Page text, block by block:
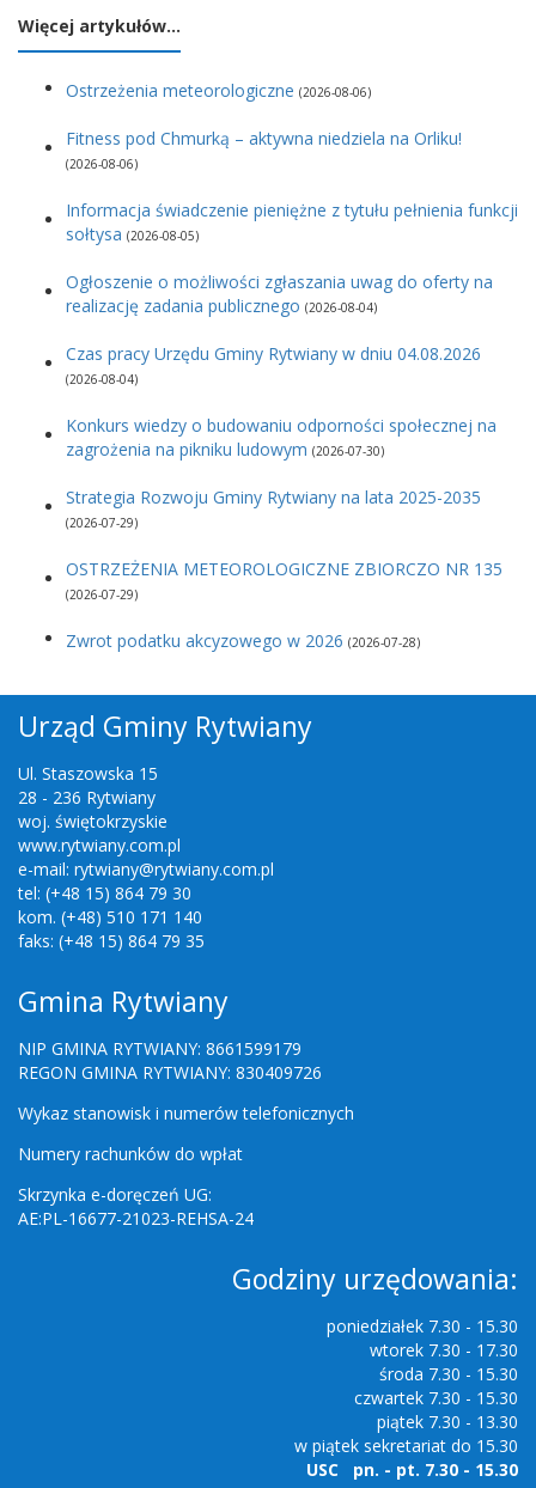
Więcej artykułów…
Ostrzeżenia meteorologiczne (2026-08-06)
Fitness pod Chmurką – aktywna niedziela na Orliku!
(2026-08-06)
Informacja świadczenie pieniężne z tytułu pełnienia funkcji
sołtysa (2026-08-05)
Ogłoszenie o możliwości zgłaszania uwag do oferty na
realizację zadania publicznego (2026-08-04)
Czas pracy Urzędu Gminy Rytwiany w dniu 04.08.2026
(2026-08-04)
Konkurs wiedzy o budowaniu odporności społecznej na
zagrożenia na pikniku ludowym (2026-07-30)
Strategia Rozwoju Gminy Rytwiany na lata 2025-2035
(2026-07-29)
OSTRZEŻENIA METEOROLOGICZNE ZBIORCZO NR 135
(2026-07-29)
Zwrot podatku akcyzowego w 2026 (2026-07-28)
Urząd Gminy Rytwiany
Ul. Staszowska 15
28 - 236 Rytwiany
woj. świętokrzyskie
www.rytwiany.com.pl
e-mail: rytwiany@rytwiany.com.pl
tel: (+48 15) 864 79 30
kom. (+48) 510 171 140
faks: (+48 15) 864 79 35
Gmina Rytwiany
NIP GMINA RYTWIANY: 8661599179
REGON GMINA RYTWIANY: 830409726
Wykaz stanowisk i numerów telefonicznych
Numery rachunków do wpłat
Skrzynka e-doręczeń UG:
AE:PL-16677-21023-REHSA-24
Godziny urzędowania:
poniedziałek 7.30 - 15.30
wtorek 7.30 - 17.30
środa 7.30 - 15.30
czwartek 7.30 - 15.30
piątek 7.30 - 13.30
w piątek sekretariat do 15.30
USC pn. - pt. 7.30 - 15.30